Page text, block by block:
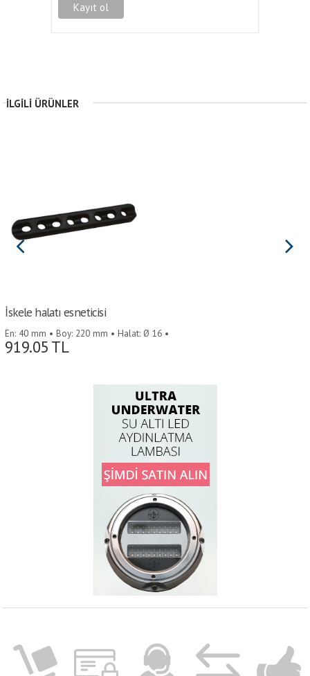
İLGILI ÜRÜNLER
İskele halatı esneticisi
En: 40 mm • Boy: 220 mm • Halat: Ø 16 •
919.05 TL